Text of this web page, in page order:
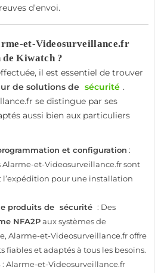
d’envoi.
et-Videosurveillance.fr
Kiwatch ?
il est essentiel de trouver
de solutions de sécurité .
se distingue par ses
aussi bien aux particuliers
et configuration :
Alarme-et-Videosurveillance.fr sont
l’expédition pour une installation
produits de sécurité : Des
NFA2Paux systèmes de
Alarme-et-Videosurveillance.fr offre
fiables et adaptés à tous les besoins.
: Alarme-et-Videosurveillance.fr